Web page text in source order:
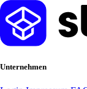
Unternehmen